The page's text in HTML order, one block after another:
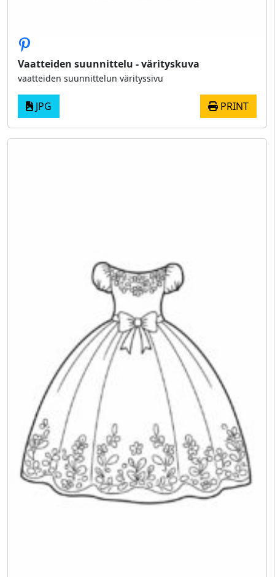
Vaatteiden suunnittelu - värityskuva
vaatteiden suunnittelun värityssivu
JPG PRINT